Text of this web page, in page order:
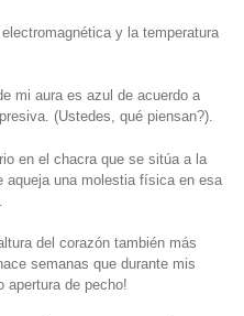
y la temperatura
mi aura es azul de acuerdo a
(Ustedes, qué piensan?).
en el chacra que se sitúa a la
aqueja una molestia física en esa
del corazón también más
semanas que durante mis
apertura de pecho!